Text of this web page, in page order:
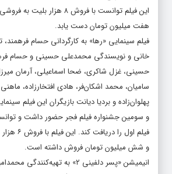
این فیلم توانست با فروش ۸
هفت میلیون تومان دست یابد.
فیلم سینمایی «رها» به کارگردانی حسام
خانی و نویسندگی محمدعلی حسینی و حسام
حسینی، غزل شاکری، ضحا اسماعیلی، آرمان
سامیان، محمد اشکان‌فر، هادی افتخارزاده،
پهلوان‌زاده و بردیا دیانت بازیگران این فیلم
و سومین جشنواره فیلم فجر حضور داشت و
و شش میلیون تومان فروش داشته است.
انیمیشن «پسر دلفینی ۲» به